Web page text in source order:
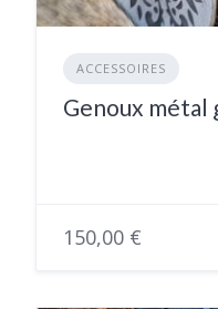
ACCESSOIRES
Genoux métal
150,00 €